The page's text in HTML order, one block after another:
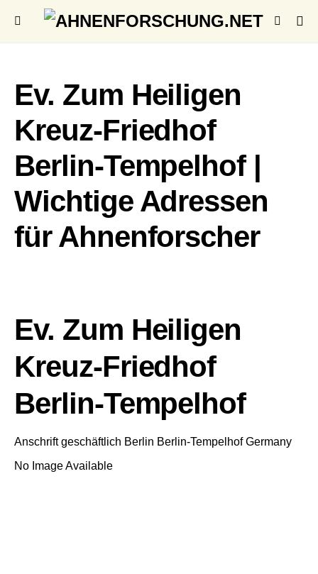
Ev. Zum Heiligen
Kreuz-Friedhof
Berlin-Tempelhof |
Wichtige Adressen
für Ahnenforscher
Ev. Zum Heiligen
Kreuz-Friedhof
Berlin-Tempelhof
Anschrift geschäftlich Berlin Berlin-Tempelhof Germany
No Image Available